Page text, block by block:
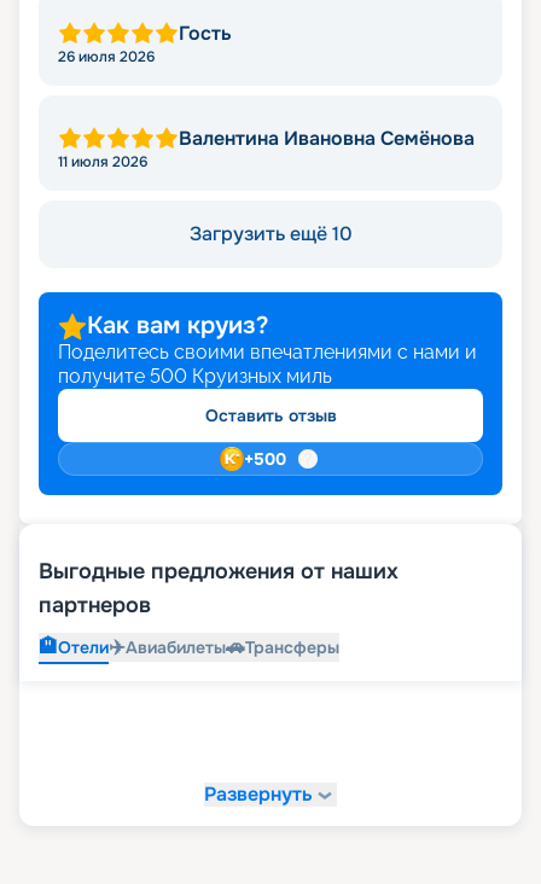
Гость
26 июля 2026
Валентина Ивановна Семёнова
11 июля 2026
Загрузить ещё 10
Как вам круиз?
Поделитесь своими впечатлениями с нами и
получите 500 Круизных миль
Оставить отзыв
+500
Выгодные предложения от наших
партнеров
🏨Отели✈️Авиабилеты🚗Трансферы
Развернуть